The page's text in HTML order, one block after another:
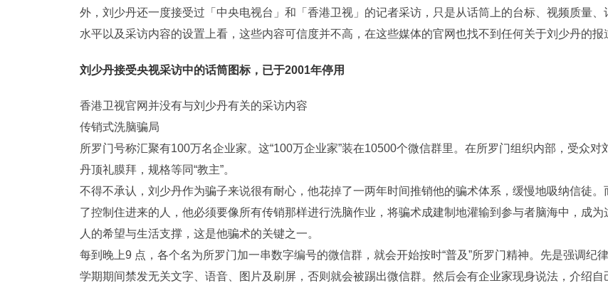
外，刘少丹还一度接受过「中央电视台」和「香港卫视」的记者采访，只是从话筒上的台标、视频质量、
水平以及采访内容的设置上看，这些内容可信度并不高，在这些媒体的官网也找不到任何关于刘少丹的报
刘少丹接受央视采访中的话筒图标，已于2001年停用
香港卫视官网并没有与刘少丹有关的采访内容
传销式洗脑骗局
所罗门号称汇聚有100万名企业家。这“100万企业家”装在10500个微信群里。在所罗门组织内部，受众对
丹顶礼膜拜，规格等同“教主”。
不得不承认，刘少丹作为骗子来说很有耐心，他花掉了一两年时间推销他的骗术体系，缓慢地吸纳信徒。
了控制住进来的人，他必须要像所有传销那样进行洗脑作业，将骗术成建制地灌输到参与者脑海中，成为
人的希望与生活支撑，这是他骗术的关键之一。
每到晚上9 点，各个名为所罗门加一串数字编号的微信群，就会开始按时“普及”所罗门精神。先是强调纪律
学期期间禁发无关文字、语音、图片及刷屏，否则就会被踢出微信群。然后会有企业家现身说法，介绍自